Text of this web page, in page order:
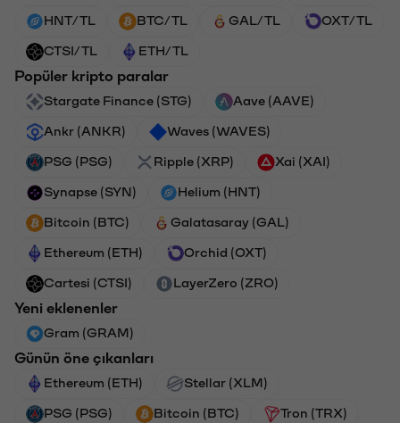
HNT/TL BTC/TL GAL/TL OXT/TL
CTSI/TL ETH/TL
Popüler kripto paralar
Stargate Finance (STG) Aave (AAVE)
Ankr (ANKR) Waves (WAVES)
PSG (PSG) Ripple (XRP) Xai (XAI)
Synapse (SYN) Helium (HNT)
Bitcoin (BTC) Galatasaray (GAL)
Ethereum (ETH) Orchid (OXT)
Cartesi (CTSI) LayerZero (ZRO)
Yeni eklenenler
Gram (GRAM)
Günün öne çıkanları
Ethereum (ETH) Stellar (XLM)
PSG (PSG) Bitcoin (BTC) Tron (TRX)